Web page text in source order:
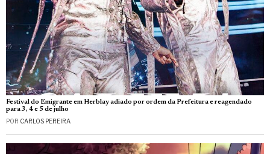
Festival do Emigrante em Herblay adiado por ordem da Prefeitura e reagendado
para 3, 4 e 5 de julho
POR CARLOS PEREIRA